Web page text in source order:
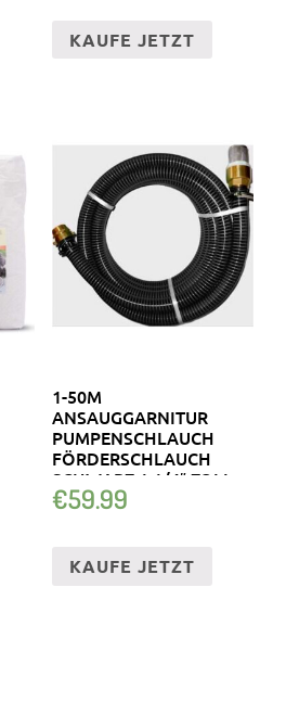
KAUFE JETZT
1-50M
ANSAUGGARNITUR
PUMPENSCHLAUCH
FÖRDERSCHLAUCH
SCHWARZ 1 1/4″ ZOLL
SPIRALSCHLA…
€59.99
KAUFE JETZT